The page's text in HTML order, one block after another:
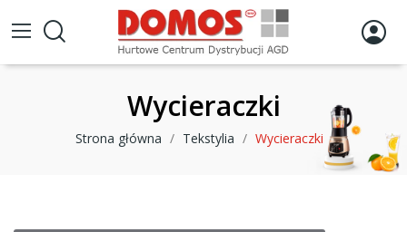
Wycieraczki
Strona główna Tekstylia Wycieraczki